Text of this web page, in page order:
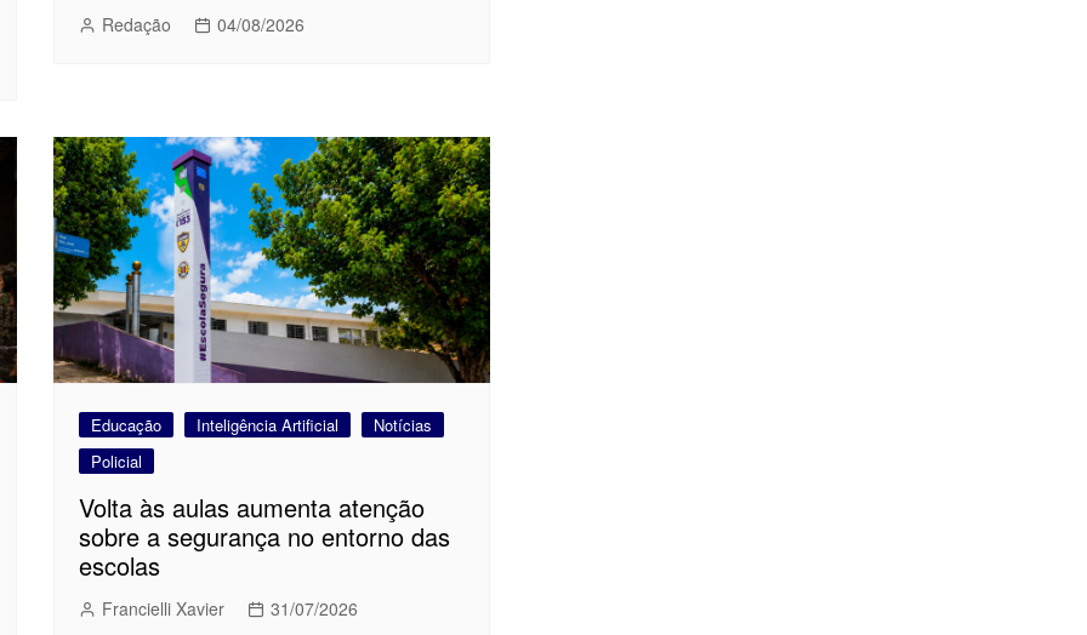
Redação 04/08/2026
Educação Inteligência Artificial
Notícias
Policial
Volta às aulas aumenta atenção
sobre a segurança no entorno das
escolas
Francielli Xavier 31/07/2026